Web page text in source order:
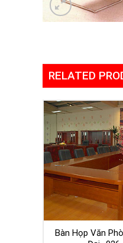
RELATED
Bàn Họp Văn